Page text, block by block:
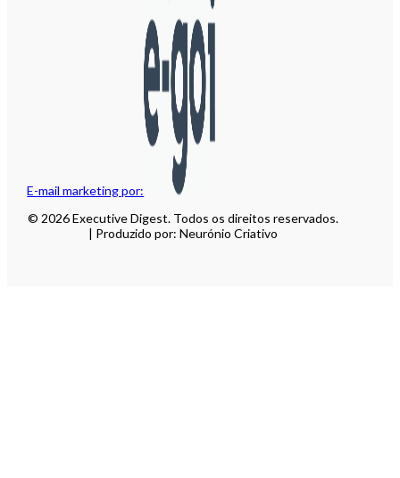
E-mail marketing por:
© 2026 Executive Digest. Todos os direitos reservados.
| Produzido por: Neurónio Criativo